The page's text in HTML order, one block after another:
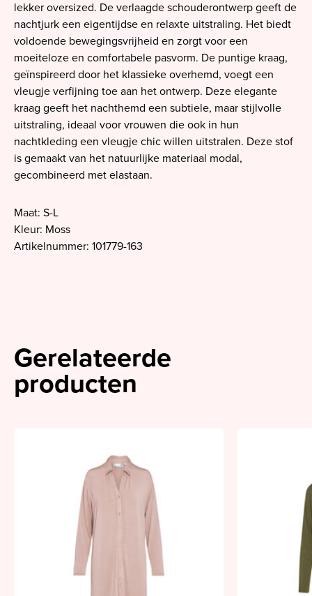
lekker oversized. De verlaagde schouderontwerp geeft de
nachtjurk een eigentijdse en relaxte uitstraling. Het biedt
voldoende bewegingsvrijheid en zorgt voor een
moeiteloze en comfortabele pasvorm. De puntige kraag,
geïnspireerd door het klassieke overhemd, voegt een
vleugje verfijning toe aan het ontwerp. Deze elegante
kraag geeft het nachthemd een subtiele, maar stijlvolle
uitstraling, ideaal voor vrouwen die ook in hun
nachtkleding een vleugje chic willen uitstralen. Deze stof
is gemaakt van het natuurlijke materiaal modal,
gecombineerd met elastaan.
Maat: S-L
Kleur: Moss
Artikelnummer: 101779-163
Gerelateerde
producten